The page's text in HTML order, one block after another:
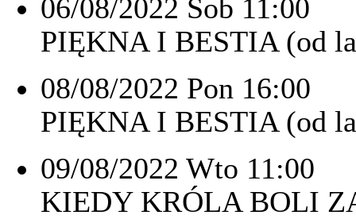
06/08/2022 Sob 11:00
PIĘKNA I BESTIA (od
08/08/2022 Pon 16:00
PIĘKNA I BESTIA (od
09/08/2022 Wto 11:00
KIEDY KRÓLA BOLI